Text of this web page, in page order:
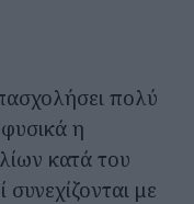
πολύ
η
κατά του
με